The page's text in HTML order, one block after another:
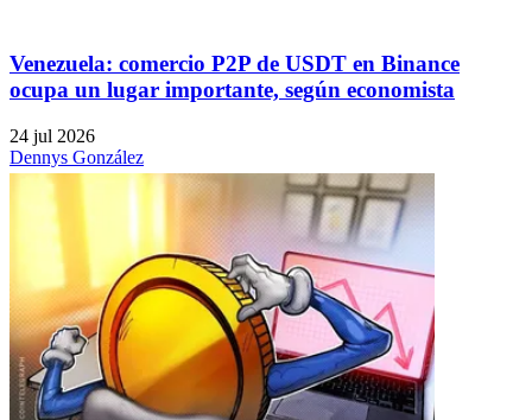
Venezuela: comercio P2P de USDT en Binance
ocupa un lugar importante, según economista
24 jul 2026
Dennys González